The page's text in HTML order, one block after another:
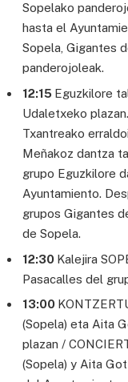
Sopelako
hasta el
Sopela, Gigantes
panderojoleak.
12:15 Eguzkilore
Udaletxeko
Txantreako
Meñakoz dantza
grupo Eguzkilore
Ayuntamiento.
grupos Gigantes
de Sopela.
12:30 Kalejira
Pasacalles del
13:00
(Sopela) eta Aita
plazan /
(Sopela) y Aita